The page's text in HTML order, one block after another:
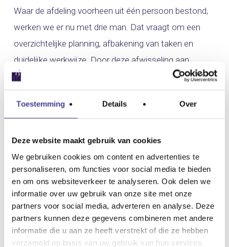
Toestemming Details Over
Deze website maakt gebruik van cookies
We gebruiken cookies om content en advertenties te
personaliseren, om functies voor social media te bieden
en om ons websiteverkeer te analyseren. Ook delen we
informatie over uw gebruik van onze site met onze
partners voor social media, adverteren en analyse. Deze
partners kunnen deze gegevens combineren met andere
informatie die u aan ze heeft verstrekt of die ze hebben
verzameld op basis van uw gebruik van hun services.
Waar de afdeling voorheen uit één persoon bestond,
werken we er nu met drie man. Dat vraagt om een
overzichtelijke planning, afbakening van taken en
duidelijke werkwijze. Door deze afwisseling aan
werkzaamheden vliegen de werkdagen voorbij.
Waarom ik dit werk zo interessant vind? Vroeger, op
de middelbare school, wilde ik de wiskunde kant op. Ik
heb open dagen bezocht van de lerarenopleiding
wiskunde, las informatie over econometrie.
Uiteindelijk werd het onderwijskunde, met een soort
van wiskundige Master. De cijfertjes zijn me blijven
trekken. Ook in mijn werk daarna vond ik het doen van
onderzoek en het schrijven van rapportages het
leukst. In mijn werk bij Diatoetsen mag ik mijn